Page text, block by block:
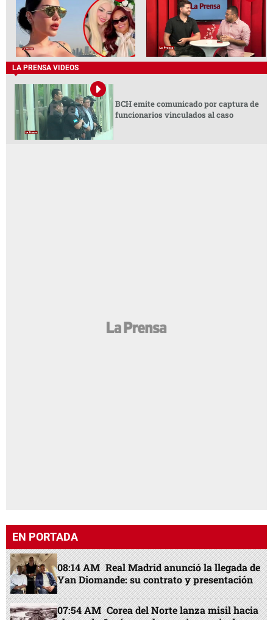
LA PRENSA VIDEOS
BCH emite comunicado por captura de
funcionarios vinculados al caso
EN PORTADA
08:14 AM Real Madrid anunció la llegada de
Yan Diomande: su contrato y presentación
07:54 AM Corea del Norte lanza misil hacia